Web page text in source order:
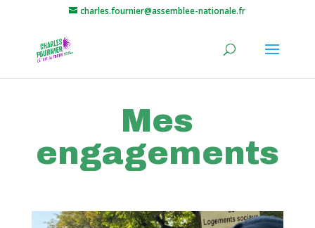
charles.fournier@assemblee-nationale.fr
Mes
engagements